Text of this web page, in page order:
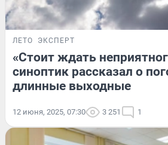
ЛЕТО ЭКСПЕРТ
«Стоит ждать
синоптик рассказал о
длинные выходные
12 июня, 2025, 07:30 3 251 1